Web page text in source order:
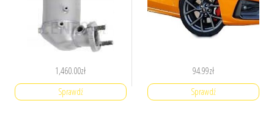
1,460.00zł
Sprawdź
94.99zł
Sprawdź